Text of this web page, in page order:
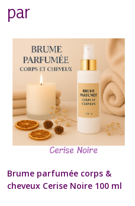
par
Brume parfumée corps &
cheveux Cerise Noire 100 ml